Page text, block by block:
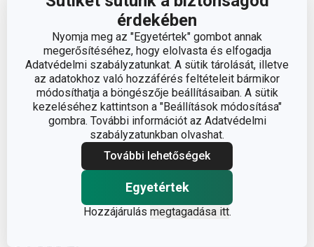
érdekében
Nyomja meg az "Egyetértek" gombot annak
megerősítéséhez, hogy elolvasta és elfogadja
Adatvédelmi szabályzatunkat. A sütik tárolását, illetve
az adatokhoz való hozzáférés feltételeit bármikor
módosíthatja a böngészője beállításaiban. A sütik
kezeléséhez kattintson a "Beállítások módosítása"
gombra. További információt az Adatvédelmi
szabályzatunkban olvashat.
További lehetőségek
Egyetértek
Hozzájárulás megtagadása itt.